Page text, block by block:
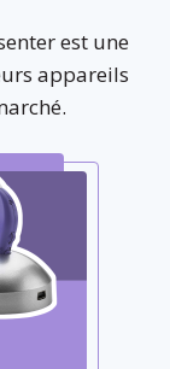
est une
appareils